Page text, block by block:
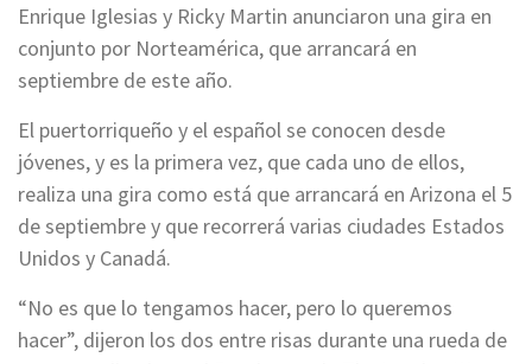
Enrique Iglesias y Ricky Martin anunciaron una gira en
conjunto por Norteamérica, que arrancará en
septiembre de este año.
El puertorriqueño y el español se conocen desde
jóvenes, y es la primera vez, que cada uno de ellos,
realiza una gira como está que arrancará en Arizona el 5
de septiembre y que recorrerá varias ciudades Estados
Unidos y Canadá.
“No es que lo tengamos hacer, pero lo queremos
hacer”, dijeron los dos entre risas durante una rueda de